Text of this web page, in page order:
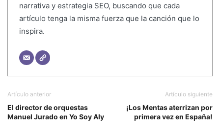
narrativa y estrategia SEO, buscando que cada
artículo tenga la misma fuerza que la canción que lo
inspira.
Artículo anterior
El director de orquestas
Manuel Jurado en Yo Soy Aly
Artículo siguiente
¡Los Mentas aterrizan por
primera vez en España!